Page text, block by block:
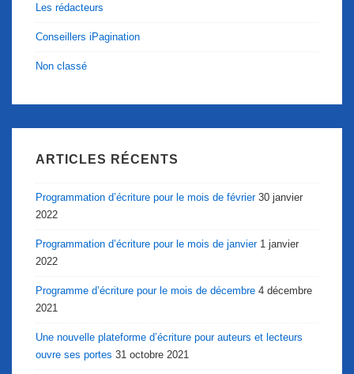
Les rédacteurs
Conseillers iPagination
Non classé
ARTICLES RÉCENTS
Programmation d’écriture pour le mois de février 30 janvier
2022
Programmation d’écriture pour le mois de janvier 1 janvier
2022
Programme d’écriture pour le mois de décembre 4 décembre
2021
Une nouvelle plateforme d’écriture pour auteurs et lecteurs
ouvre ses portes 31 octobre 2021